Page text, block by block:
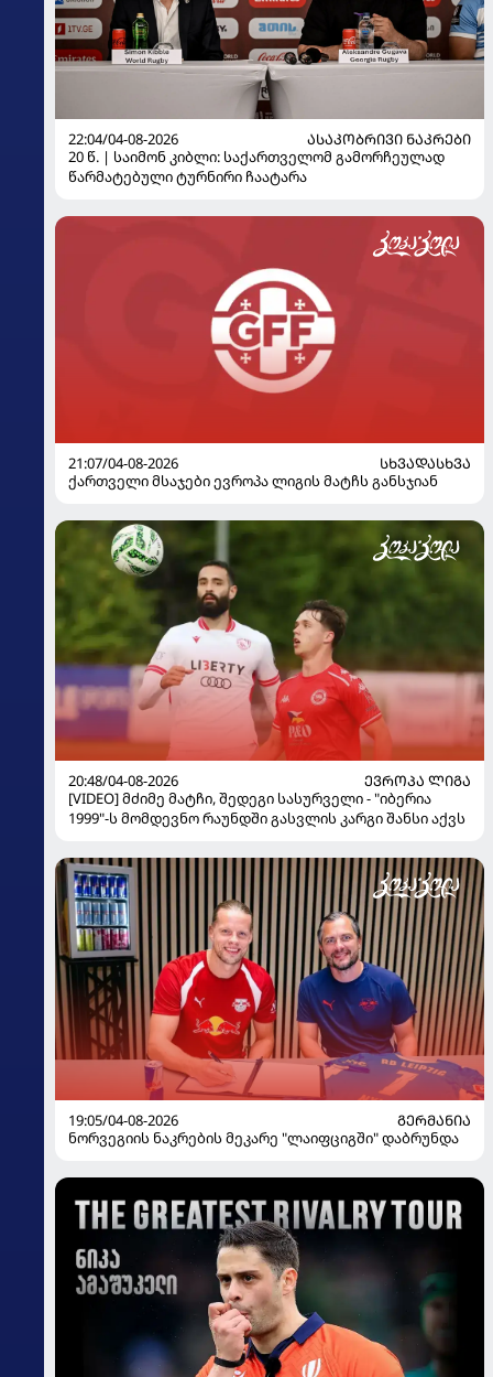
22:04/04-08-2026
ᲐᲡᲐᲙᲝᲑᲠᲘᲕᲘ ᲜᲐᲙᲠᲔᲑᲘ
20 წ. | საიმონ კიბლი: საქართველომ გამორჩეულად
წარმატებული ტურნირი ჩაატარა
21:07/04-08-2026
ᲡᲮᲕᲐᲓᲐᲡᲮᲕᲐ
ქართველი მსაჯები ევროპა ლიგის მატჩს განსჯიან
20:48/04-08-2026
ᲔᲕᲠᲝᲞᲐ ᲚᲘᲒᲐ
[VIDEO] მძიმე მატჩი, შედეგი სასურველი - "იბერია
1999"-ს მომდევნო რაუნდში გასვლის კარგი შანსი აქვს
19:05/04-08-2026
ᲒᲔᲠᲛᲐᲜᲘᲐ
ნორვეგიის ნაკრების მეკარე "ლაიფციგში" დაბრუნდა